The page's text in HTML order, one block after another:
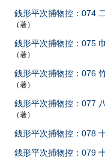
銭形平次捕物控：074
（著）
銭形平次捕物控：075
（著）
銭形平次捕物控：076
（著）
銭形平次捕物控：077
（著）
銭形平次捕物控：078
銭形平次捕物控：079